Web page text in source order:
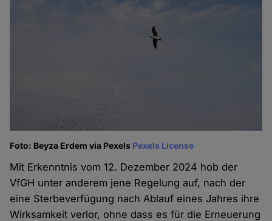
Foto: Beyza Erdem via Pexels Pexels License
Mit Erkenntnis vom 12. Dezember 2024 hob der
VfGH unter anderem jene Regelung auf, nach der
eine Sterbeverfügung nach Ablauf eines Jahres ihre
Wirksamkeit verlor, ohne dass es für die Erneuerung